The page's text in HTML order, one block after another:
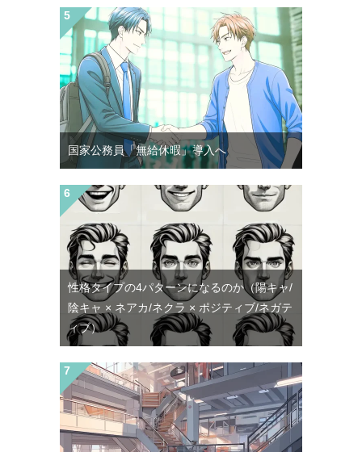
国家公務員「無給休暇」導入へ
性格タイプの4パターンになるのか（陽キャ/
陰キャ × ネアカ/ネクラ × ポジティブ/ネガテ
ィブ）